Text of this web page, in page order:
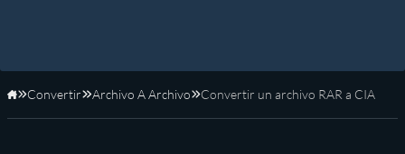
Inicio
Convertir Archivo A Archivo Convertir un archivo RAR a CIA